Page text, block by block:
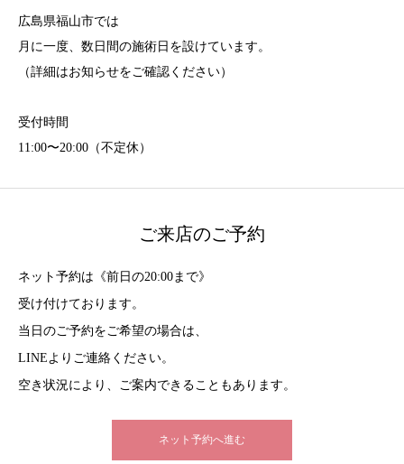
広島県福山市では
月に一度、数日間の施術日を設けています。
（詳細はお知らせをご確認ください）
受付時間
11:00〜20:00（不定休）
ご来店のご予約
ネット予約は《前日の20:00まで》
受け付けております。
当日のご予約をご希望の場合は、
LINEよりご連絡ください。
空き状況により、ご案内できることもあります。
ネット予約へ進む